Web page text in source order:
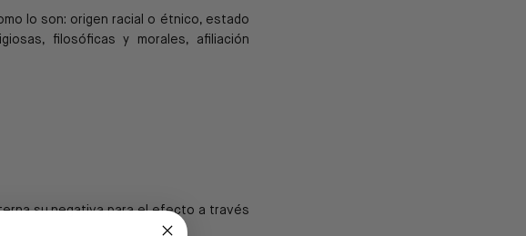
lo son: origen racial o étnico, estado
filosóficas y morales, afiliación
sunegativa para el efecto a través